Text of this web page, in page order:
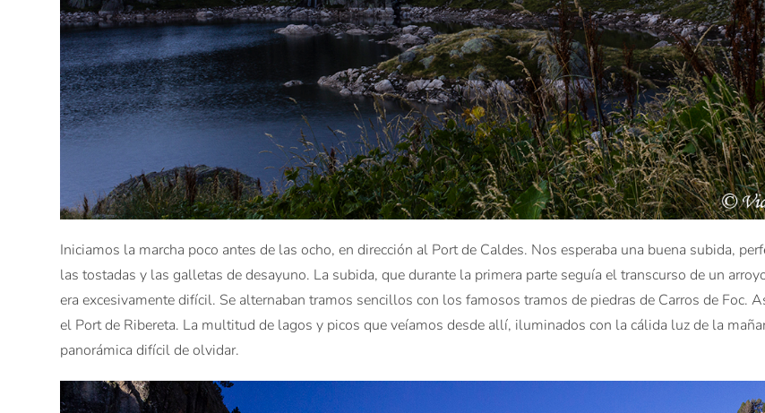
Iniciamos la marcha poco antes de las ocho, en dirección al Port de Caldes. Nos esperaba una buena subida,
las tostadas y las galletas de desayuno. La subida, que durante la primera parte seguía el transcurso de un
era excesivamente difícil. Se alternaban tramos sencillos con los famosos tramos de piedras de Carros de Foc.
el Port de Ribereta. La multitud de lagos y picos que veíamos desde allí, iluminados con la cálida luz de la
panorámica difícil de olvidar.